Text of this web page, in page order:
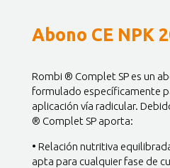
Abono CE NPK
Rombi ® Complet SP es un
formulado específicamente
aplicación vía radicular.
® Complet SP aporta:
• Relación nutritiva
apta para cualquier fase de